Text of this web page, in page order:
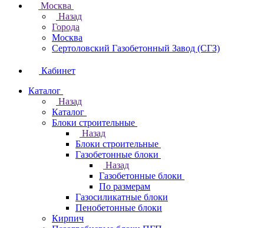
Москва
Назад
Города
Москва
Сертоловский Газобетонный Завод (СГЗ)
Кабинет
Каталог
Назад
Каталог
Блоки строительные
Назад
Блоки строительные
Газобетонные блоки
Назад
Газобетонные блоки
По размерам
Газосиликатные блоки
Пенобетонные блоки
Кирпич